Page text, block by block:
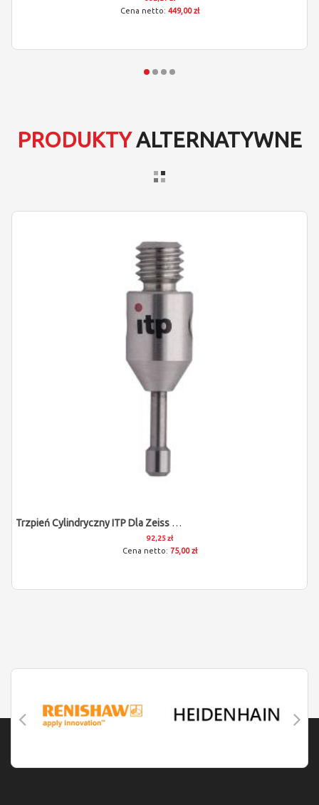
449,00 zł
PRODUKTYALTERNATYWNE
Trzpień Cylindryczny ITP Dla Zeiss 602030-8097-000
92,25 zł
75,00 zł